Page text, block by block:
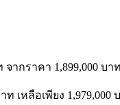
จากราคา 1,899,000 บาท
าท เหลือเพียง